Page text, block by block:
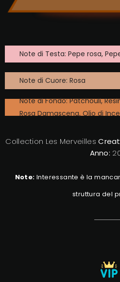
Note di Testa: Pepe rosa,
Note di Cuore: Rosa
Note di Fondo: Patchouli,
Rosa Damascena, Olio di
Collection Les Merveilles
Anno:
Note: Interessante è la
struttura del